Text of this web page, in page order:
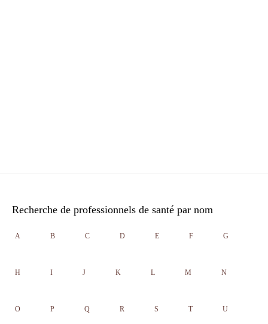
Recherche de professionnels de santé par nom
A B C D E F G
H I J K L M N
O P Q R S T U